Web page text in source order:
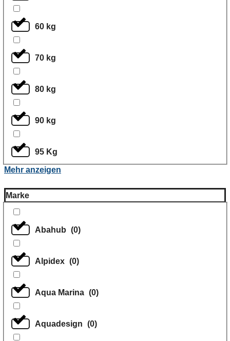
60 kg
70 kg
80 kg
90 kg
95 Kg
Mehr anzeigen
Marke
Abahub (0)
Alpidex (0)
Aqua Marina (0)
Aquadesign (0)